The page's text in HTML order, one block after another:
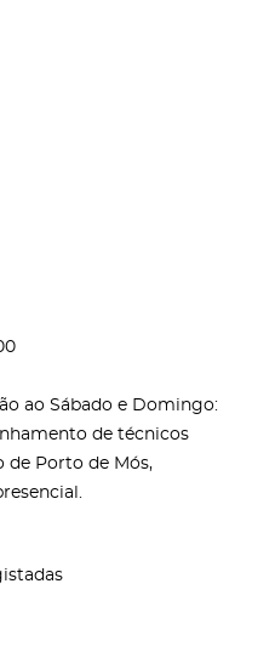
ao Sábado e Domingo:
de técnicos
de Porto de Mós,